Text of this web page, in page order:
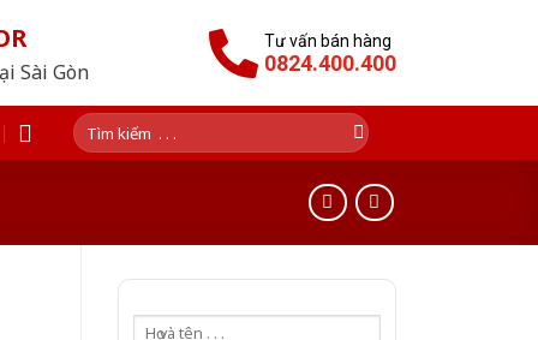
Sài Gòn
Tư vấn bán hàng
0824.400.400
Tìm
kiếm: